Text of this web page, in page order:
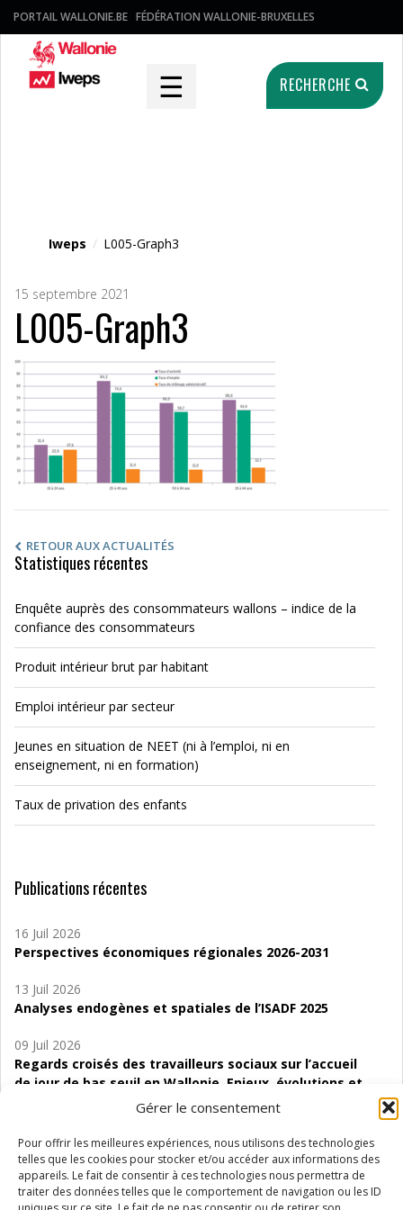
Gérer le consentement
Pour offrir les meilleures expériences, nous utilisons des technologies
telles que les cookies pour stocker et/ou accéder aux informations des
appareils. Le fait de consentir à ces technologies nous permettra de
traiter des données telles que le comportement de navigation ou les ID
PORTAIL WALLONIE.BE FÉDÉRATION WALLONIE-BRUXELLES
☰ RECHERCHE
Iweps / L005-Graph3
15 septembre 2021
L005-Graph3
RETOUR AUX ACTUALITÉS
Statistiques récentes
Enquête auprès des consommateurs wallons – indice de la
confiance des consommateurs
Produit intérieur brut par habitant
Emploi intérieur par secteur
Jeunes en situation de NEET (ni à l’emploi, ni en
enseignement, ni en formation)
Taux de privation des enfants
Publications récentes
16 Juil 2026
Perspectives économiques régionales 2026-2031
13 Juil 2026
Analyses endogènes et spatiales de l’ISADF 2025
09 Juil 2026
Regards croisés des travailleurs sociaux sur l’accueil
de jour de bas seuil en Wallonie. Enjeux, évolutions et
06 Juil 2026
Étude d’évaluabilité des Structures
d’accompagnement à l’autocréation d’emploi (SAACE)